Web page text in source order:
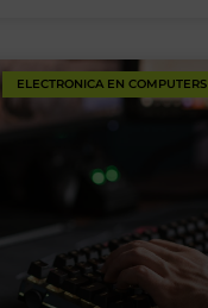
ELECTRONICA EN COMPUTERS